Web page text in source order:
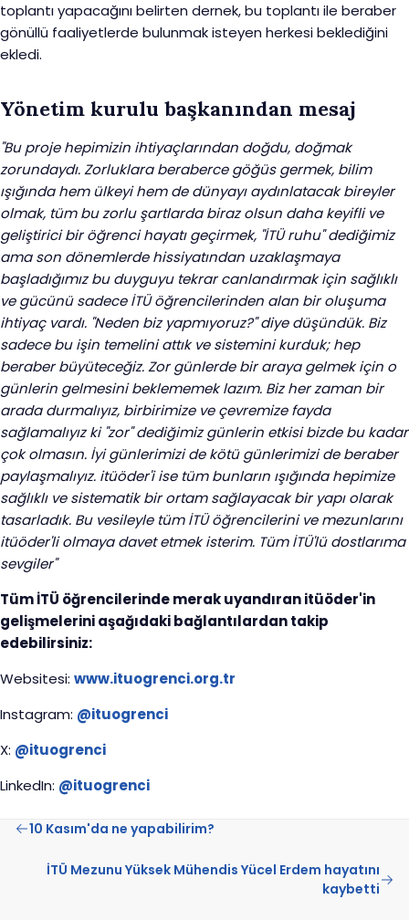
toplantı yapacağını belirten dernek, bu toplantı ile beraber
gönüllü faaliyetlerde bulunmak isteyen herkesi beklediğini
ekledi.
Yönetim kurulu başkanından mesaj
"Bu proje hepimizin ihtiyaçlarından doğdu, doğmak
zorundaydı. Zorluklara beraberce göğüs germek, bilim
ışığında hem ülkeyi hem de dünyayı aydınlatacak bireyler
olmak, tüm bu zorlu şartlarda biraz olsun daha keyifli ve
geliştirici bir öğrenci hayatı geçirmek, "İTÜ ruhu" dediğimiz
ama son dönemlerde hissiyatından uzaklaşmaya
başladığımız bu duyguyu tekrar canlandırmak için sağlıklı
ve gücünü sadece İTÜ öğrencilerinden alan bir oluşuma
ihtiyaç vardı. "Neden biz yapmıyoruz?" diye düşündük. Biz
sadece bu işin temelini attık ve sistemini kurduk; hep
beraber büyüteceğiz. Zor günlerde bir araya gelmek için o
günlerin gelmesini beklememek lazım. Biz her zaman bir
arada durmalıyız, birbirimize ve çevremize fayda
sağlamalıyız ki "zor" dediğimiz günlerin etkisi bizde bu kadar
çok olmasın. İyi günlerimizi de kötü günlerimizi de beraber
paylaşmalıyız. itüöder'i ise tüm bunların ışığında hepimize
sağlıklı ve sistematik bir ortam sağlayacak bir yapı olarak
tasarladık. Bu vesileyle tüm İTÜ öğrencilerini ve mezunlarını
itüöder'li olmaya davet etmek isterim. Tüm İTÜ'lü dostlarıma
sevgiler"
Tüm İTÜ öğrencilerinde merak uyandıran itüöder'in
gelişmelerini aşağıdaki bağlantılardan takip
edebilirsiniz:
Websitesi: www.ituogrenci.org.tr
Instagram: @ituogrenci
X: @ituogrenci
LinkedIn: @ituogrenci
10 Kasım'da ne yapabilirim?
İTÜ Mezunu Yüksek Mühendis Yücel Erdem hayatını
kaybetti